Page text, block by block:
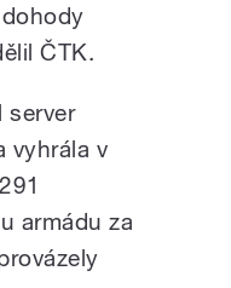
ČTK.
server
vyhrála v
armádu za